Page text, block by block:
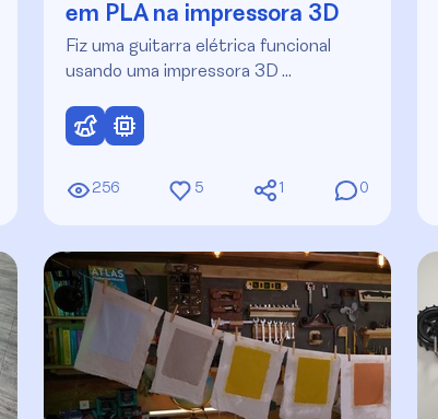
em PLA na impressora 3D
Fiz uma guitarra elétrica funcional
usando uma impressora 3D …
256 5 1 0